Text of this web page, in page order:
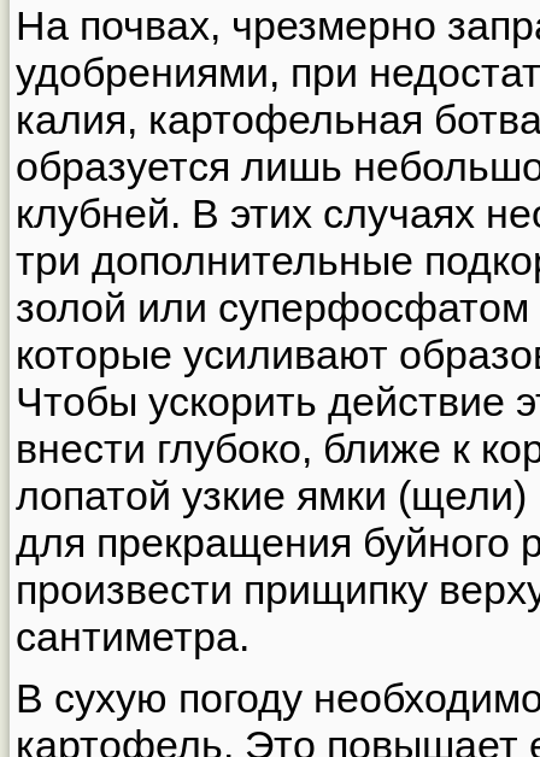
На почвах, чрезмерно
удобрениями, при
калия, картофельная
образуется лишь
клубней. В этих случаях
три дополнительные
золой или
которые усиливают
Чтобы ускорить действие
внести глубоко, ближе к
лопатой узкие ямки (щели)
для прекращения буйного
произвести прищипку
сантиметра.
В сухую погоду
картофель. Это повышает